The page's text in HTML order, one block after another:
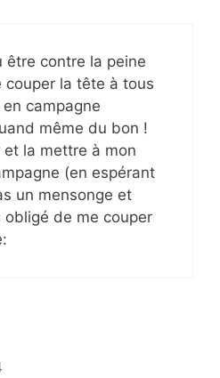
être contre la peine
couper la tête à tous
campagne
même du bon !
la mettre à mon
(en espérant
un mensonge et
obligé de me couper